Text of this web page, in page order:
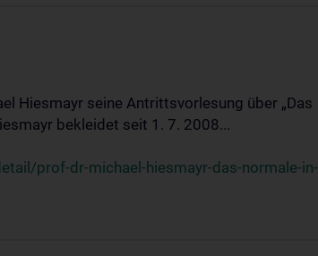
Hiesmayr seine Antrittsvorlesung über „Das
bekleidet seit 1. 7. 2008...
prof-dr-michael-hiesmayr-das-normale-in-